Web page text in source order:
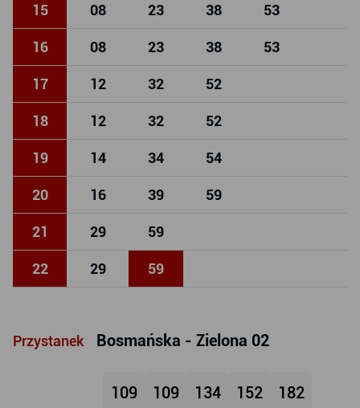
15 08 23 38 53
16 08 23 38 53
17 12 32 52
18 12 32 52
19 14 34 54
20 16 39 59
21 29 59
22 29 59
Przystanek Bosmańska - Zielona 02
109 109 134 152 182